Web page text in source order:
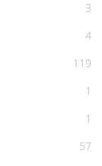
3
4
119
1
1
57